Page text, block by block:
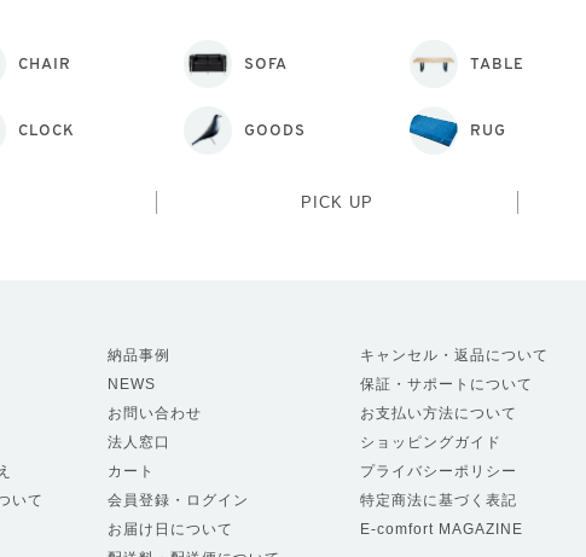
CHAIR SOFA TABLE
CLOCK GOODS RUG
PICK UP
いて
納品事例
NEWS
お問い合わせ
法人窓口
カート
会員登録・ログイン
お届け日について
キャンセル・返品について
保証・サポートについて
お支払い方法について
ショッピングガイド
プライバシーポリシー
特定商法に基づく表記
E-comfort MAGAZINE